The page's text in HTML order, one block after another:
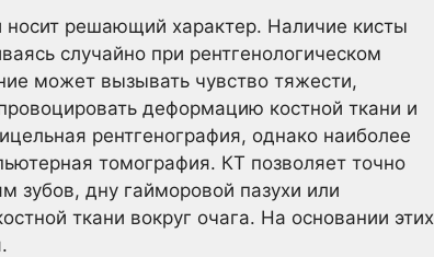
носит решающий характер. Наличие кисты
случайно при рентгенологическом
может вызывать чувство тяжести,
деформацию костной ткани и
рентгенография, однако наиболее
томография. КТ позволяет точно
зубов, дну гайморовой пазухи или
ткани вокруг очага. На основании этих